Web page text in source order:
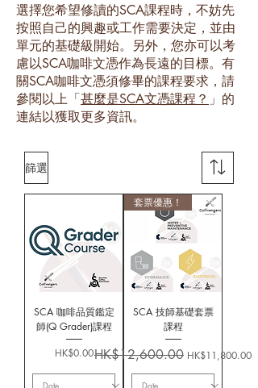
選擇您希望修讀的SCA課程時，不妨先
按照自己的興趣或工作需要決定，並由
單元的基礎級開始。另外，您亦可以考
慮以SCA咖啡文憑作為長遠的目標。有
關SCA咖啡文憑須修畢的課程要求，請
參閱以上「甚麼是SCA文憑課程？ 」的
連結以獲取更多資訊。
篩選
SCA 咖啡品質鑑定
師(Q Grader)課程
價格
HK$0.00
套票優惠！
SCA 技師基礎套票
課程
一般價格
HK$12,600.00 促銷價格
HK$11,800.00